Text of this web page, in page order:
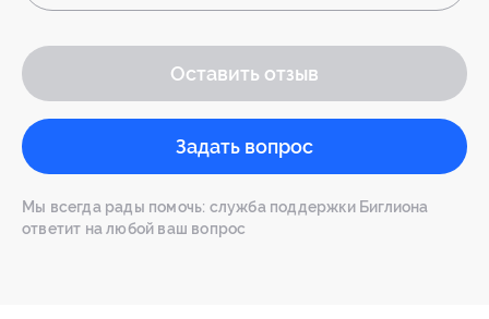
Оставить отзыв
Задать вопрос
Мы всегда рады помочь: служба поддержки Биглиона
ответит на любой ваш вопрос